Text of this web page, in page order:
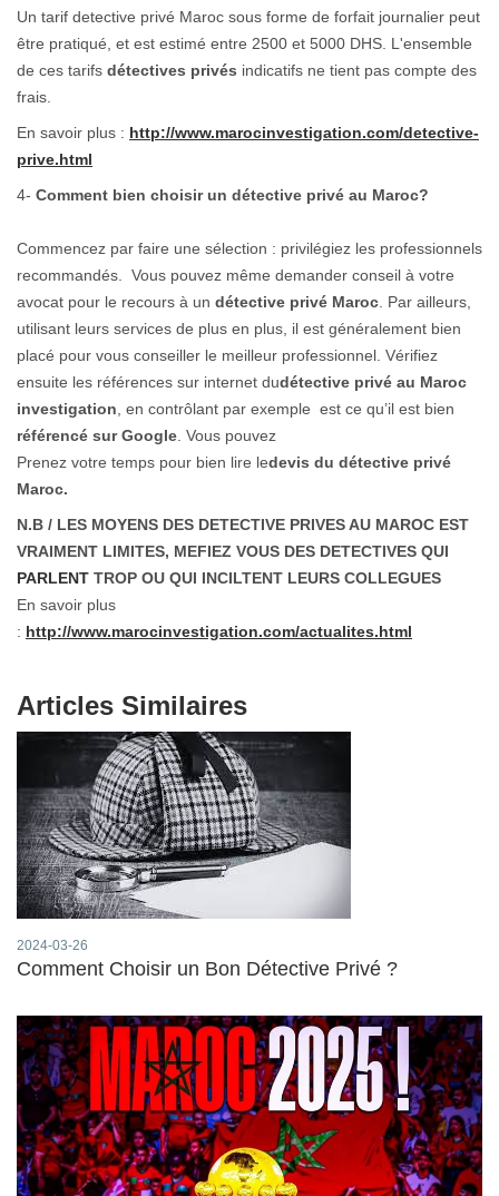
Un tarif detective privé Maroc sous forme de forfait journalier peut
être pratiqué, et est estimé entre 2500 et 5000 DHS. L'ensemble
de ces tarifs détectives privés indicatifs ne tient pas compte des
frais.
En savoir plus : http://www.marocinvestigation.com/detective-
prive.html
4- Comment bien choisir un détective privé au Maroc?
Commencez par faire une sélection : privilégiez les professionnels
recommandés. Vous pouvez même demander conseil à votre
avocat pour le recours à un détective privé Maroc . Par ailleurs,
utilisant leurs services de plus en plus, il est généralement bien
placé pour vous conseiller le meilleur professionnel. Vérifiez
ensuite les références sur internet dudétective privé au Maroc
investigation , en contrôlant par exemple est ce qu’il est bien
référencé sur Google . Vous pouvez
Prenez votre temps pour bien lire ledevis du détective privé
Maroc.
N.B / LES MOYENS DES DETECTIVE PRIVES AU MAROC EST
VRAIMENT LIMITES, MEFIEZ VOUS DES DETECTIVES QUI
PARLENT TROP OU QUI INCILTENT LEURS COLLEGUES
En savoir plus
: http://www.marocinvestigation.com/actualites.html
Articles Similaires
2024-03-26
Comment Choisir un Bon Détective Privé ?